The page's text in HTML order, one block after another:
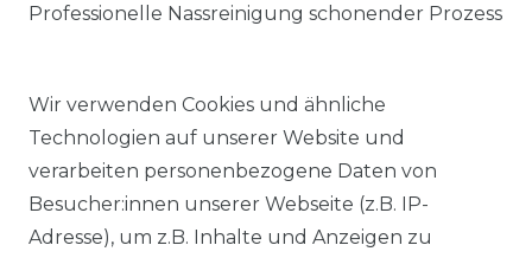
Professionelle Nassreinigung schonender Prozess
Ähnlicher Artikel
Wir verwenden Cookies und ähnliche
Technologien auf unserer Website und
verarbeiten personenbezogene Daten von
Besucher:innen unserer Webseite (z.B. IP-
Adresse), um z.B. Inhalte und Anzeigen zu